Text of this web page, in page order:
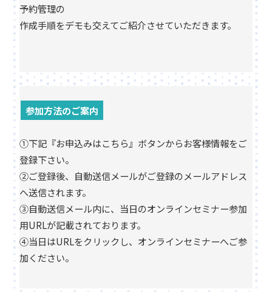
予約管理の
作成手順をデモも交えてご紹介させていただきます。
参加方法のご案内
①下記『お申込みはこちら』ボタンからお客様情報をご
登録下さい。
②ご登録後、自動送信メールがご登録のメールアドレス
へ送信されます。
③自動送信メール内に、当日のオンラインセミナー参加
用URLが記載されております。
④当日はURLをクリックし、オンラインセミナーへご参
加ください。